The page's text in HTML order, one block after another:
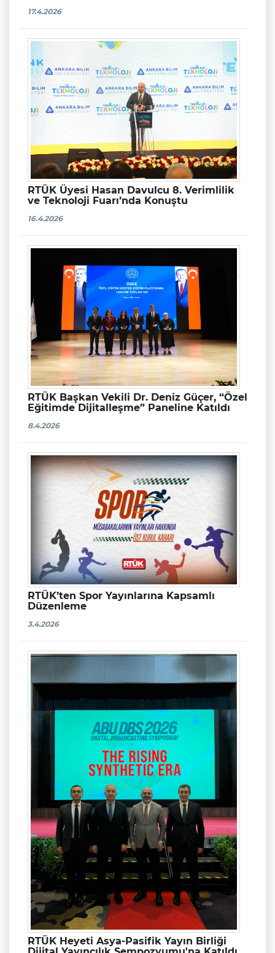
17.4.2026
RTÜK Üyesi Hasan Davulcu 8. Verimlilik
ve Teknoloji Fuarı’nda Konuştu
16.4.2026
RTÜK Başkan Vekili Dr. Deniz Güçer, “Özel
Eğitimde Dijitalleşme” Paneline Katıldı
8.4.2026
RTÜK’ten Spor Yayınlarına Kapsamlı
Düzenleme
3.4.2026
RTÜK Heyeti Asya-Pasifik Yayın Birliği